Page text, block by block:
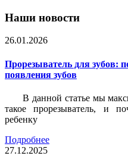
Наши новости
26.01.2026
Прорезыватель для
появления зубов
В данной статье мы
такое прорезыватель, и
ребенку
Подробнее
27.12.2025